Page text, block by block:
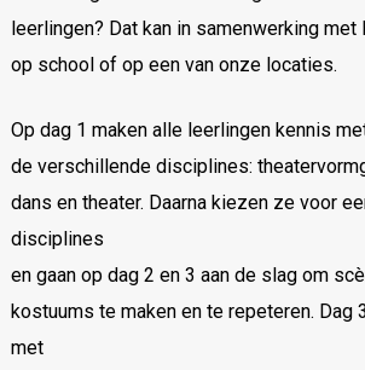
leerlingen? Dat kan in samenwerking
op school of op een van onze locaties.
Op dag 1 maken alle leerlingen kennis
de verschillende disciplines:
dans en theater. Daarna kiezen ze voor
disciplines
en gaan op dag 2 en 3 aan de slag om
kostuums te maken en te repeteren. Dag
met